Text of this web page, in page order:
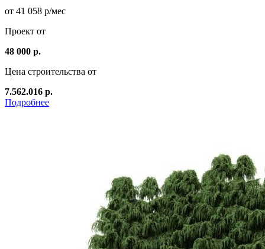
от 41 058 р/мес
Проект от
48 000 р.
Цена строительства от
7.562.016 р.
Подробнее